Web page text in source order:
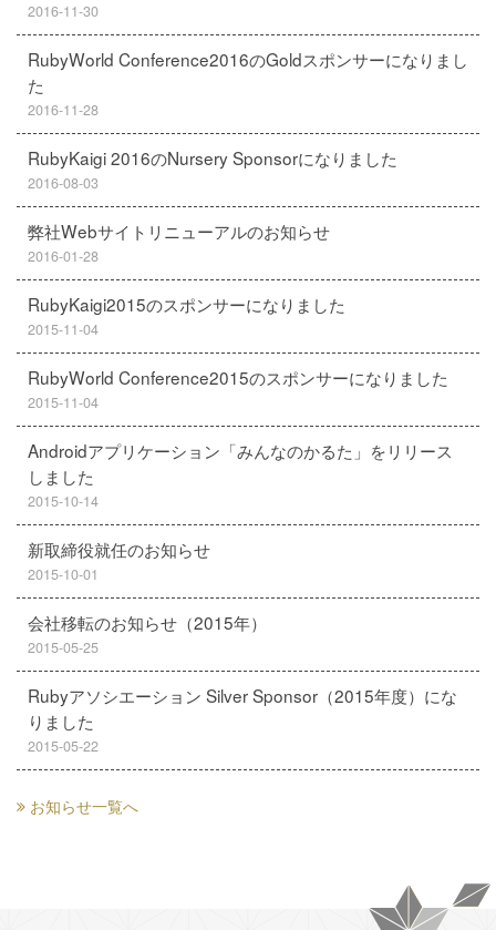
2016-11-30
RubyWorld Conference2016のGoldスポンサーになりまし
た
2016-11-28
RubyKaigi 2016のNursery Sponsorになりました
2016-08-03
弊社Webサイトリニューアルのお知らせ
2016-01-28
RubyKaigi2015のスポンサーになりました
2015-11-04
RubyWorld Conference2015のスポンサーになりました
2015-11-04
Androidアプリケーション「みんなのかるた」をリリース
しました
2015-10-14
新取締役就任のお知らせ
2015-10-01
会社移転のお知らせ（2015年）
2015-05-25
Rubyアソシエーション Silver Sponsor（2015年度）にな
りました
2015-05-22
お知らせ一覧へ